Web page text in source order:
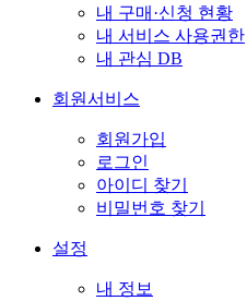
내 구매·신청 현황
내 서비스 사용권한
내 관심 DB
회원서비스
회원가입
로그인
아이디 찾기
비밀번호 찾기
설정
내 정보